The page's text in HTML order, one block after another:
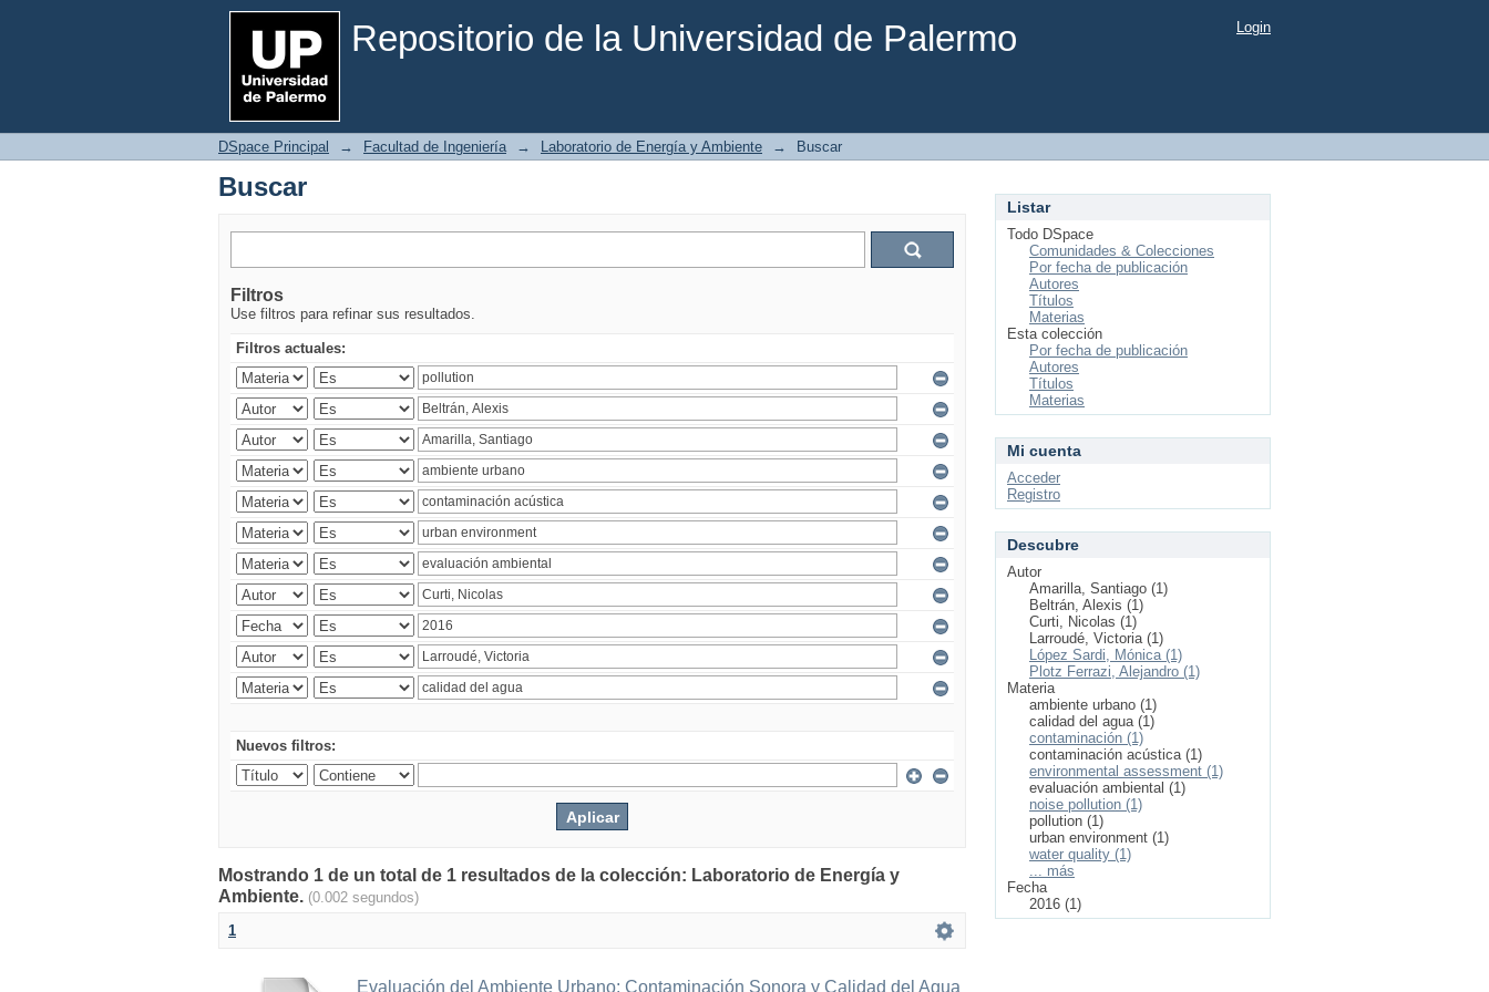
Repositorio de la Universidad de Palermo
Buscar Login
DSpace Principal → Facultad de Ingeniería → Laboratorio de Energía y Ambiente → Buscar
Buscar
Filtros
Use filtros para refinar sus resultados.
Filtros actuales:
Nuevos filtros:
Mostrando 1 de un total de 1 resultados de la colección: Laboratorio de Energía y
Ambiente. (0.002 segundos)
1
Evaluación del Ambiente Urbano: Contaminación Sonora y Calidad del Agua
Listar
Todo DSpace
Comunidades & Colecciones
Por fecha de publicación
Autores
Títulos
Materias
Esta colección
Por fecha de publicación
Autores
Títulos
Materias
Mi cuenta
Acceder
Registro
Descubre
Autor
Amarilla, Santiago (1)
Beltrán, Alexis (1)
Curti, Nicolas (1)
Larroudé, Victoria (1)
López Sardi, Mónica (1)
Plotz Ferrazi, Alejandro (1)
Materia
ambiente urbano (1)
calidad del agua (1)
contaminación (1)
contaminación acústica (1)
environmental assessment (1)
evaluación ambiental (1)
noise pollution (1)
pollution (1)
urban environment (1)
water quality (1)
... más
Fecha
2016 (1)